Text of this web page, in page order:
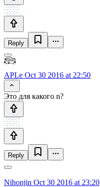
Reply
APLe Oct 30 2016 at 22:50
Это для какого n?
Reply
Nihonjin Oct 30 2016 at 23:20